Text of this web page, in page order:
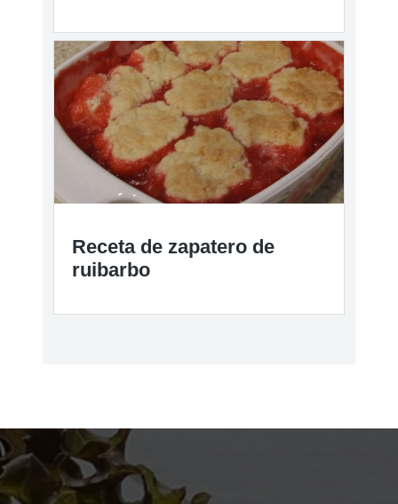
Receta de zapatero de
ruibarbo